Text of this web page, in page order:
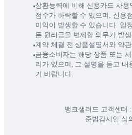
상환능력에 비해 신용카드 사
점수가 하락할 수 있으며, 신용
이익이 발생할 수 있습니다. 일
든 원리금을 변제할 의무가 발
계약 체결 전 상품설명서와 약
금융소비자는 해당 상품 또는
리가 있으며, 그 설명을 듣고 내
기 바랍니다.
뱅크샐러드 고객센터 :
준법감시인 심